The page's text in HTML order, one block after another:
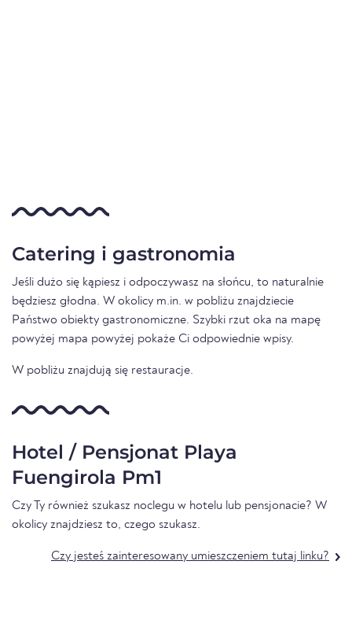
Catering i gastronomia
Jeśli dużo się kąpiesz i odpoczywasz na słońcu, to naturalnie
będziesz głodna. W okolicy m.in. w pobliżu znajdziecie
Państwo obiekty gastronomiczne. Szybki rzut oka na mapę
powyżej mapa powyżej pokaże Ci odpowiednie wpisy.
W pobliżu znajdują się restauracje.
Hotel / Pensjonat Playa
Fuengirola Pm1
Czy Ty również szukasz noclegu w hotelu lub pensjonacie? W
okolicy znajdziesz to, czego szukasz.
Czy jesteś zainteresowany umieszczeniem tutaj linku?